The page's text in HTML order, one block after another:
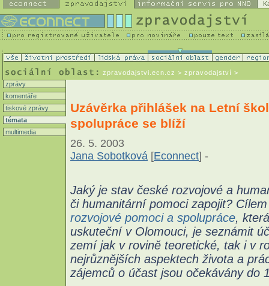
zpravodajstvi.ecn.cz > zpravodajství >
zprávy
komentáře
tiskové zprávy
témata
multimedia
Uzávěrka přihlášek na Letní
spolupráce se blíží
26. 5. 2003
Jana Sobotková [Econnect] -
Jaký je stav české rozvojové a
či humanitární pomoci zapojit?
rozvojové pomoci a spolupráce,
uskuteční v Olomouci, je seznámit
zemí jak v rovině teoretické, tak i v
nejrůznějších aspektech života a
zájemců o účast jsou očekávány do